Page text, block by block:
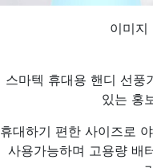
이미지
스마텍 휴대용 핸디 선풍
있는 홍
휴대하기 편한 사이즈로
사용가능하며 고용량 배